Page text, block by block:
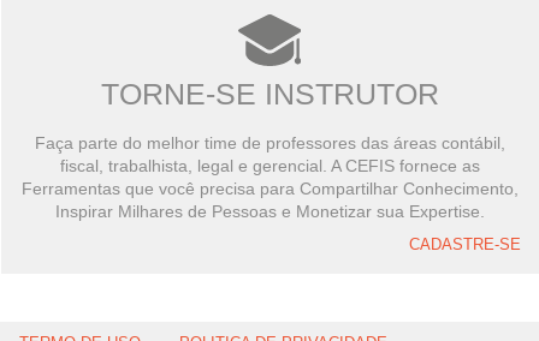
TORNE-SE INSTRUTOR
Faça parte do melhor time de professores das áreas contábil,
fiscal, trabalhista, legal e gerencial. A CEFIS fornece as
Ferramentas que você precisa para Compartilhar Conhecimento,
Inspirar Milhares de Pessoas e Monetizar sua Expertise.
CADASTRE-SE